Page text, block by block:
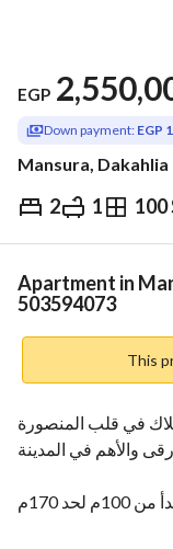
EGP
Down payment: EGP
Mansura, Dakahlia
2 1 100
EGP
Overview
Apartment in
503594073
This
في قلب المنصورة
والأهم في المدينة
170م